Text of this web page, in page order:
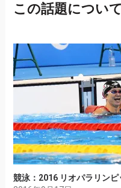
この話題につい
競泳：2016 リオパラリン